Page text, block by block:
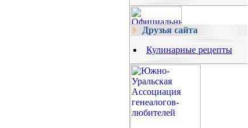
Друзья сайта
Кулинарные рецепты